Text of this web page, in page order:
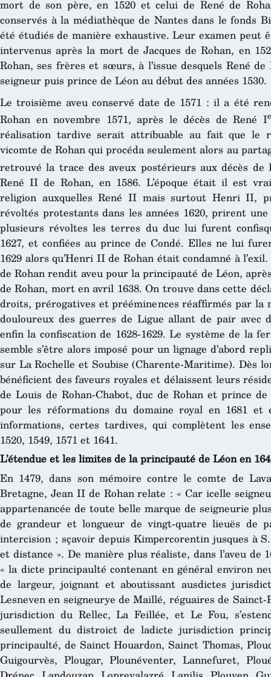
mort de son père, en 1520 et celui de René de
conservés à la médiathèque de Nantes dans le fonds
été étudiés de manière exhaustive. Leur examen peut
intervenus après la mort de Jacques de Rohan, en
Rohan, ses frères et sœurs, à l’issue desquels René
seigneur puis prince de Léon au début des années 1530.
Le troisième aveu conservé date de 1571 : il a été
Rohan en novembre 1571, après le décès de René I
réalisation tardive serait attribuable au fait que le
vicomte de Rohan qui procéda seulement alors au
retrouvé la trace des aveux postérieurs aux décès
René II de Rohan, en 1586. L’époque était il est
religion auxquelles René II mais surtout Henri II,
révoltés protestants dans les années 1620, prirent
plusieurs révoltes les terres du duc lui furent
1627, et confiées au prince de Condé. Elles ne lui
1629 alors qu’Henri II de Rohan était condamné à
de Rohan rendit aveu pour la principauté de Léon,
de Rohan, mort en avril 1638. On trouve dans cette
droits, prérogatives et prééminences réaffirmés par la
douloureux des guerres de Ligue allant de pair avec
enfin la confiscation de 1628-1629. Le système de la
semble s’être alors imposé pour un lignage d’abord
sur La Rochelle et Soubise (Charente-Maritime). Dès
bénéficient des faveurs royales et délaissent leurs
de Louis de Rohan-Chabot, duc de Rohan et prince
pour les réformations du domaine royal en 1681
informations, certes tardives, qui complètent les
1520, 1549, 1571 et 1641.
L’étendue et les limites de la principauté de Léon en
En 1479, dans son mémoire contre le comte de
Bretagne, Jean II de Rohan relate : « Car icelle
appartenancée de toute belle marque de seigneurie
de grandeur et longueur de vingt-quatre lieuës de
intercision ; sçavoir depuis Kimpercorentin jusques à
et distance ». De manière plus réaliste, dans l’aveu de
« la dicte principaulté contenant en général environ
de largeur, joignant et aboutissant ausdictes
Lesneven en seigneurye de Maillé, réguaires de
jurisdiction du Rellec, La Feillée, et Le Fou,
seullement du distroict de ladicte jurisdiction
principaulté, de Sainct Houardon, Sainct Thomas,
Guigourvès, Plougar, Plounéventer, Lannefuret,